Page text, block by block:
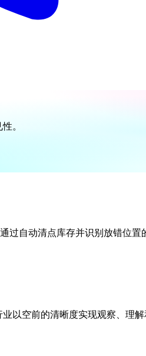
。
过自动清点库存并识别放错位
以空前的清晰度实现观察、理解